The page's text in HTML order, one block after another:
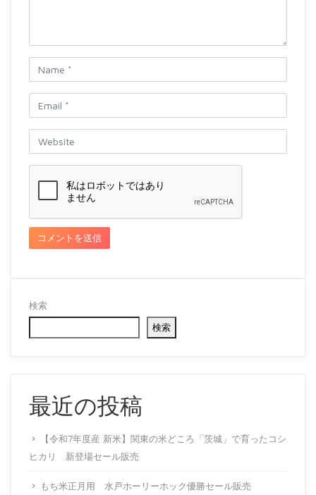
検索
検索
最近の投稿
【令和7年度産 新米】関東の米どころ「茨城」で育ったコシ
ヒカリ 新登場セール販売
もち米正月用 水戸ホーリーホック優勝セール販売